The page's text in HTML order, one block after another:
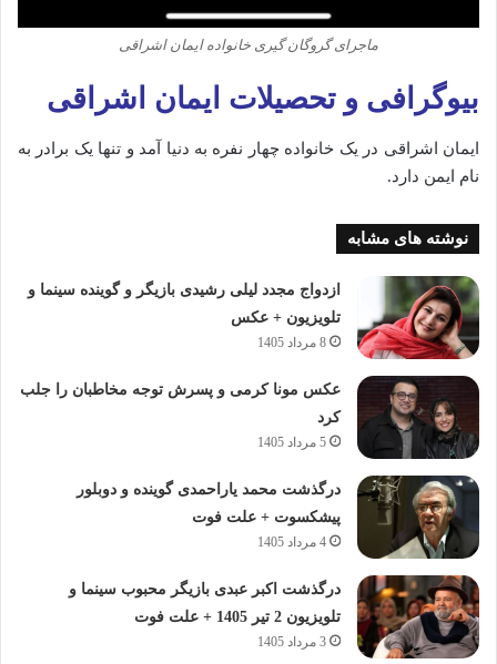
ماجرای گروگان گیری خانواده ایمان اشراقی
بیوگرافی و تحصیلات ایمان اشراقی
ایمان اشراقی در یک خانوادهچهار نفره به دنیا آمد و تنها یک برادر به
نام
ایمن دارد.
نوشته های مشابه
ازدواج مجدد لیلی رشیدی بازیگر و گوینده سینما و
تلویزیون + عکس
8 مرداد 1405
عکس مونا کرمی و پسرش توجه مخاطبان را جلب
کرد
5 مرداد 1405
درگذشت محمد یاراحمدی گوینده و دوبلور
پیشکسوت + علت فوت
4 مرداد 1405
درگذشت اکبر عبدی بازیگر محبوب سینما و
تلویزیون 2 تیر 1405 + علت فوت
3 مرداد 1405